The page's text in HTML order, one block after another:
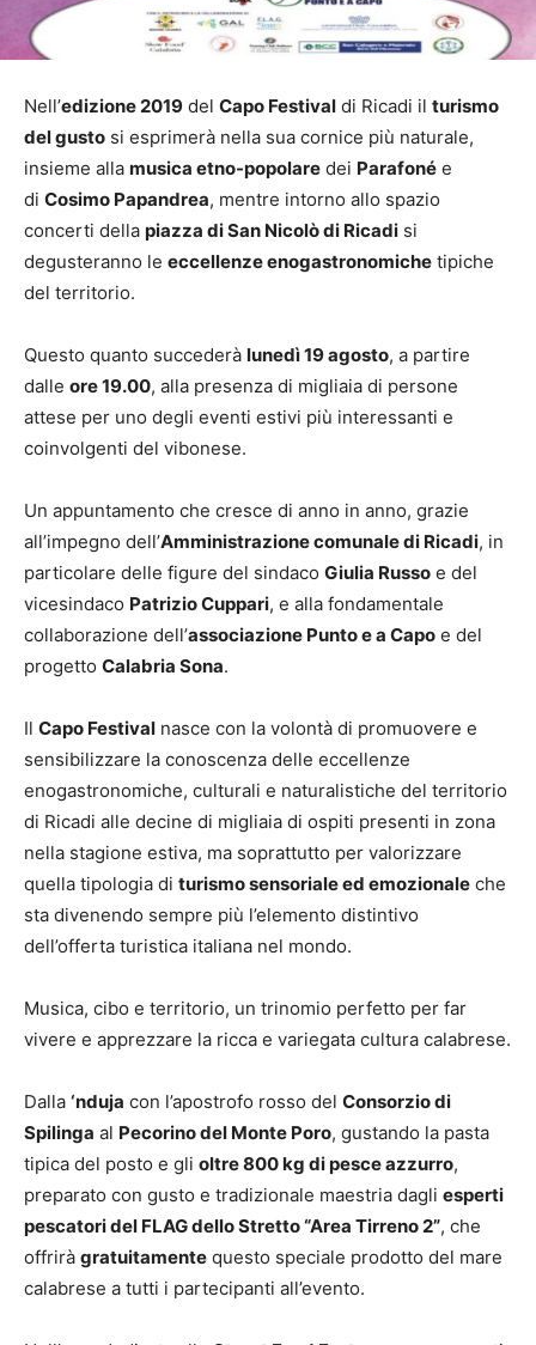
Nell’edizione 2019 del Capo Festival di Ricadi il turismo
del gusto si esprimerà nella sua cornice più naturale,
insieme alla musica etno-popolare dei Parafoné e
di Cosimo Papandrea, mentre intorno allo spazio
concerti della piazza di San Nicolò di Ricadi si
degusteranno le eccellenze enogastronomiche tipiche
del territorio.
Questo quanto succederà lunedì 19 agosto, a partire
dalle ore 19.00, alla presenza di migliaia di persone
attese per uno degli eventi estivi più interessanti e
coinvolgenti del vibonese.
Un appuntamento che cresce di anno in anno, grazie
all’impegno dell’Amministrazione comunale di Ricadi, in
particolare delle figure del sindaco Giulia Russo e del
vicesindaco Patrizio Cuppari, e alla fondamentale
collaborazione dell’associazione Punto e a Capo e del
progetto Calabria Sona.
Il Capo Festival nasce con la volontà di promuovere e
sensibilizzare la conoscenza delle eccellenze
enogastronomiche, culturali e naturalistiche del territorio
di Ricadi alle decine di migliaia di ospiti presenti in zona
nella stagione estiva, ma soprattutto per valorizzare
quella tipologia di turismo sensoriale ed emozionale che
sta divenendo sempre più l’elemento distintivo
dell’offerta turistica italiana nel mondo.
Musica, cibo e territorio, un trinomio perfetto per far
vivere e apprezzare la ricca e variegata cultura calabrese.
Dalla ‘nduja con l’apostrofo rosso del Consorzio di
Spilinga al Pecorino del Monte Poro, gustando la pasta
tipica del posto e gli oltre 800 kg di pesce azzurro,
preparato con gusto e tradizionale maestria dagli esperti
pescatori del FLAG dello Stretto “Area Tirreno 2”, che
offrirà gratuitamente questo speciale prodotto del mare
calabrese a tutti i partecipanti all’evento.